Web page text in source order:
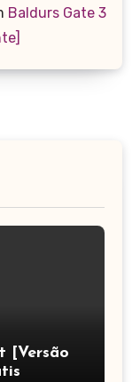
Baldurs Gate 3
[Versão